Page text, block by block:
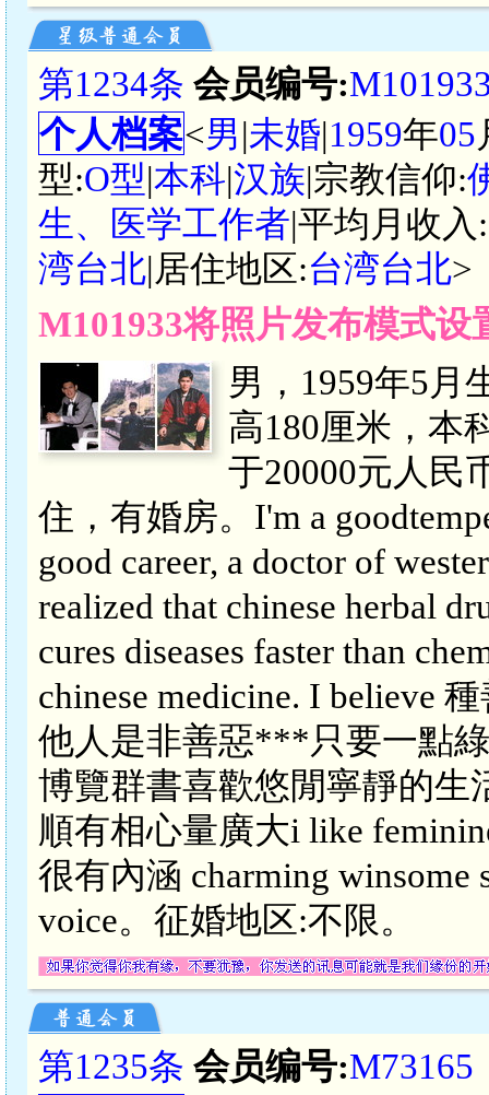
第1234条 会员编号:
个人档案<男|未婚|1959年05
型:O型|本科|汉族|宗教信仰:
生、医学工作者|平均月收入:
湾台北|居住地区:台湾台北>
M101933将照片发布模式
男，1959年5月
高180厘米，本
于20000元人民
住，有婚房。I'm a
good career, a doctor of
realized that chinese herbal
cures diseases faster than
chinese medicine. I believe
他人是非善惡***只要一點
博覽群書喜歡悠閒寧靜的生
順有相心量廣大i like
很有內涵 charming winsome
voice。征婚地区:不限。
第1235条 会员编号:M73165